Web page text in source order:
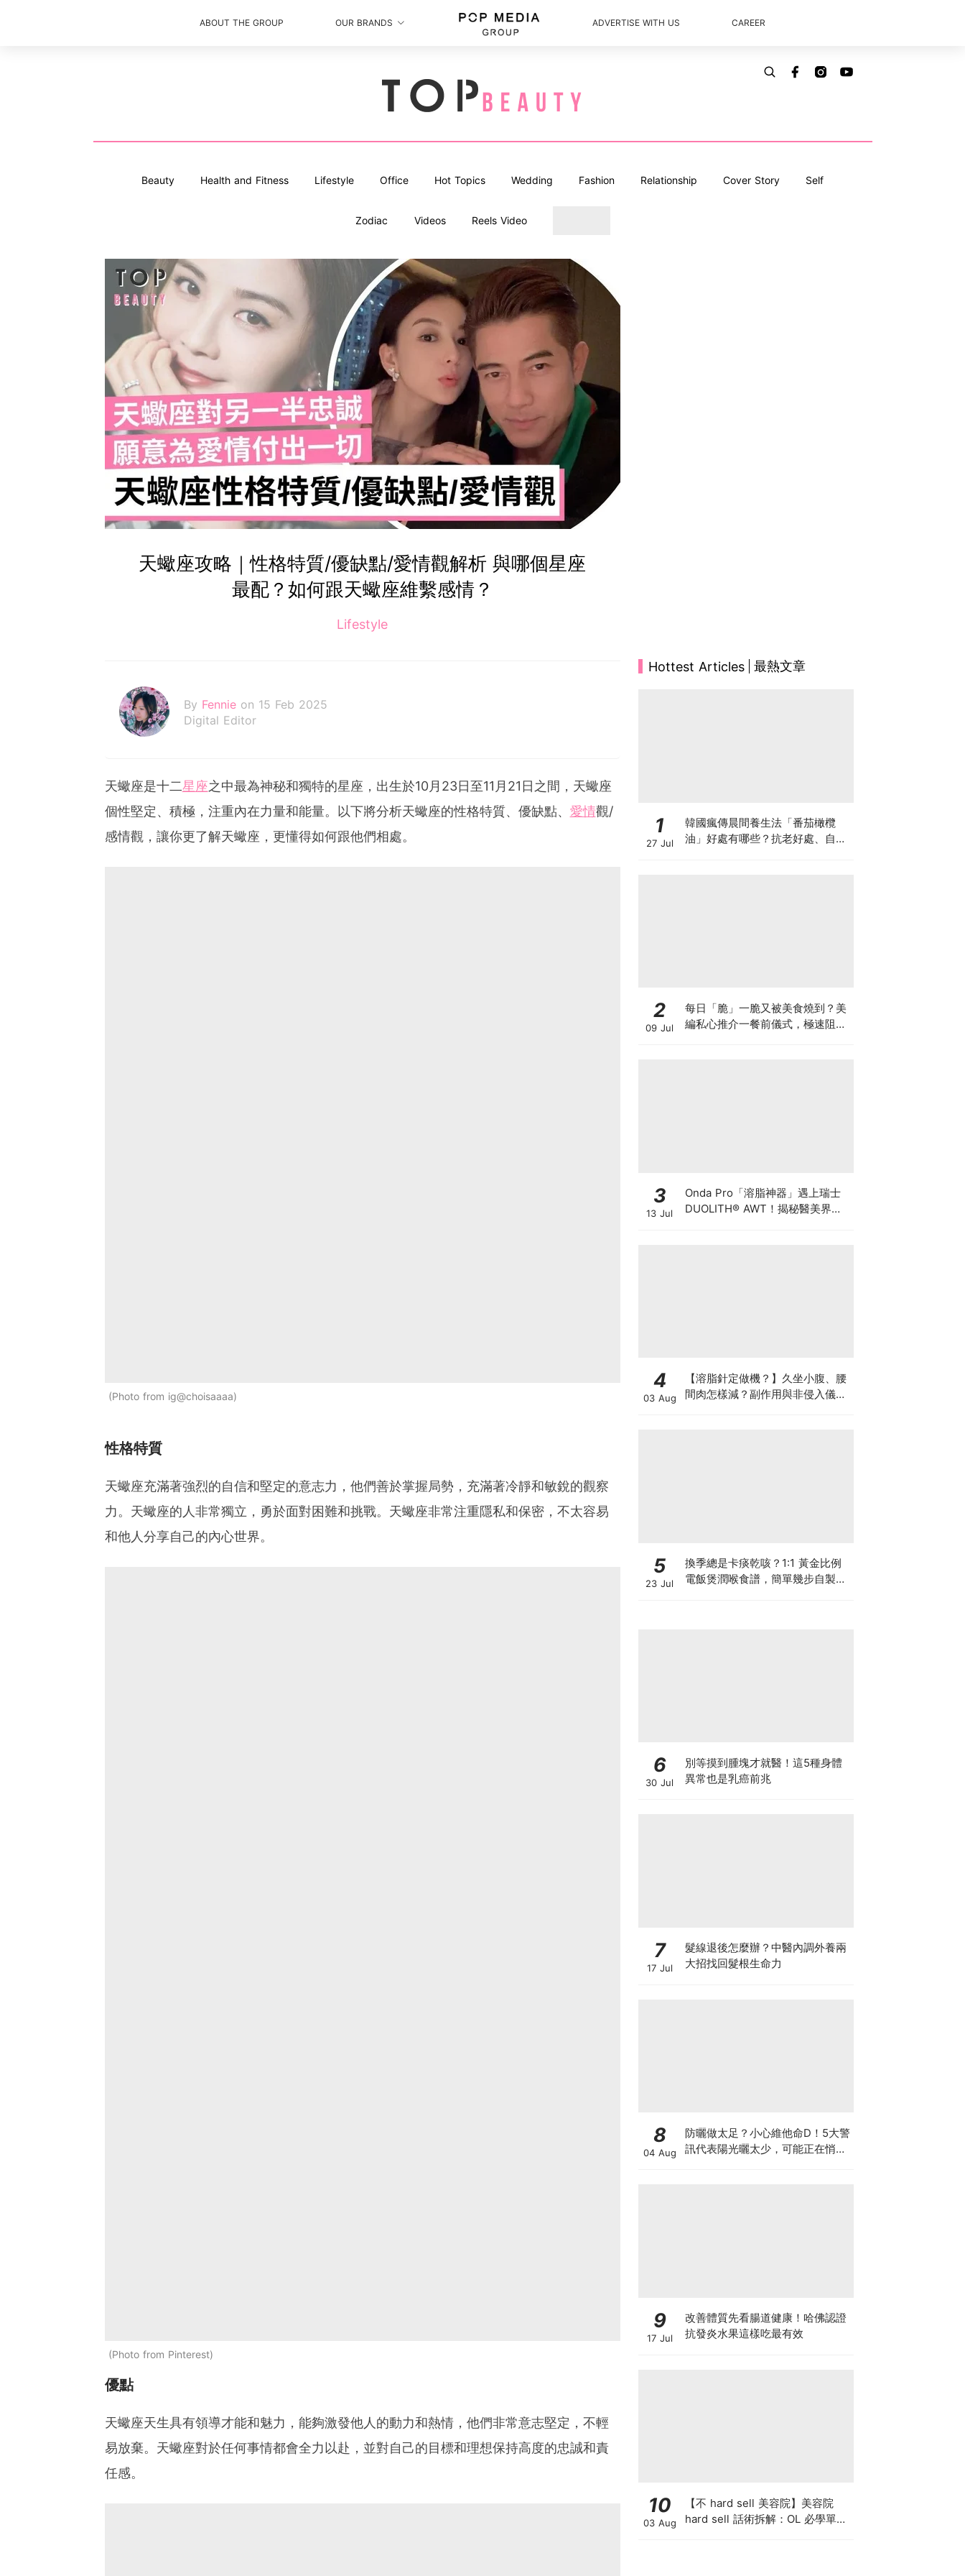
ABOUT THE GROUP OUR BRANDS ADVERTISE WITH US CAREER
Beauty Health and Fitness Lifestyle Office Hot Topics Wedding Fashion Relationship Cover Story Self
Zodiac Videos Reels Video
天蠍座攻略｜性格特質/優缺點/愛情觀解析 與哪個星座
最配？如何跟天蠍座維繫感情？
Lifestyle
By Fennie on 15 Feb 2025
Digital Editor
天蠍座是十二星座之中最為神秘和獨特的星座，出生於10月23日至11月21日之間，天蠍座
個性堅定、積極，注重內在力量和能量。以下將分析天蠍座的性格特質、優缺點、 愛情觀/
感情觀，讓你更了解天蠍座，更懂得如何跟他們相處。
Photo from ig@choisaaaa
性格特質
天蠍座充滿著強烈的自信和堅定的意志力，他們善於掌握局勢，充滿著冷靜和敏銳的觀察
力。天蠍座的人非常獨立，勇於面對困難和挑戰。天蠍座非常注重隱私和保密，不太容易
和他人分享自己的內心世界。
Photo from Pinterest
優點
天蠍座天生具有領導才能和魅力，能夠激發他人的動力和熱情，他們非常意志堅定，不輕
易放棄。天蠍座對於任何事情都會全力以赴，並對自己的目標和理想保持高度的忠誠和責
任感。
Hottest Articles 最熱文章
1
27 Jul
韓國瘋傳晨間養生法「番茄橄欖
油」好處有哪些？抗老好處、自製
2
09 Jul
每日「脆」一脆又被美食燒到？美
編私心推介一餐前儀式，極速阻碳
3
13 Jul
Onda Pro「溶脂神器」遇上瑞士
DUOLITH® AWT！揭秘醫美界悄
4
03 Aug
【溶脂針定做機？】久坐小腹、腰
間肉怎樣減？副作用與非侵入儀器
5
23 Jul
換季總是卡痰乾咳？1:1 黃金比例
電飯煲潤喉食譜，簡單幾步自製天
6
30 Jul
別等摸到腫塊才就醫！這5種身體
異常也是乳癌前兆
7
17 Jul
髮線退後怎麼辦？中醫內調外養兩
大招找回髮根生命力
8
04 Aug
防曬做太足？小心維他命D！5大警
訊代表陽光曬太少，可能正在悄悄
9
17 Jul
改善體質先看腸道健康！哈佛認證
抗發炎水果這樣吃最有效
10
03 Aug
【不 hard sell 美容院】美容院
hard sell 話術拆解：OL 必學單次